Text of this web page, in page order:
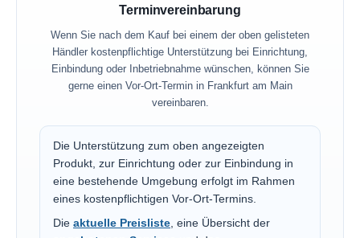
Terminvereinbarung
Wenn Sie nach dem Kauf bei einem der oben gelisteten
Händler kostenpflichtige Unterstützung bei Einrichtung,
Einbindung oder Inbetriebnahme wünschen, können Sie
gerne einen Vor-Ort-Termin in Frankfurt am Main
vereinbaren.
Die Unterstützung zum oben angezeigten
Produkt, zur Einrichtung oder zur Einbindung in
eine bestehende Umgebung erfolgt im Rahmen
eines kostenpflichtigen Vor-Ort-Termins.
Die aktuelle Preisliste , eine Übersicht der